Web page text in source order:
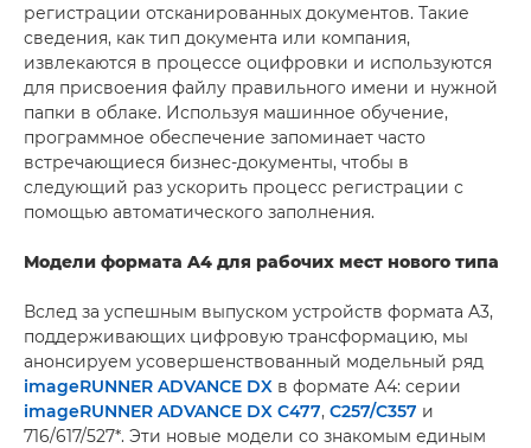
регистрации отсканированных документов. Такие
сведения, как тип документа или компания,
извлекаются в процессе оцифровки и используются
для присвоения файлу правильного имени и нужной
папки в облаке. Используя машинное обучение,
программное обеспечение запоминает часто
встречающиеся бизнес-документы, чтобы в
следующий раз ускорить процесс регистрации с
помощью автоматического заполнения.
Модели формата A4 для рабочих мест нового типа
Вслед за успешным выпуском устройств формата A3,
поддерживающих цифровую трансформацию, мы
анонсируем усовершенствованный модельный ряд
imageRUNNER ADVANCE DX в формате A4: серии
imageRUNNER ADVANCE DX C477, C257/C357 и
716/617/527*. Эти новые модели со знакомым единым